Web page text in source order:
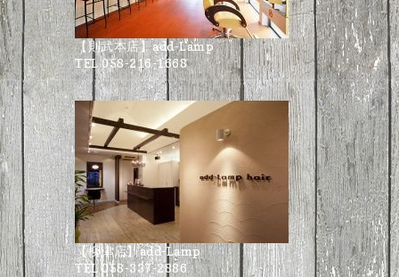
【則武本店】add-Lamp
TEL 058-216-1668
【柳津店】add-Lamp
TEL 058-337-2886